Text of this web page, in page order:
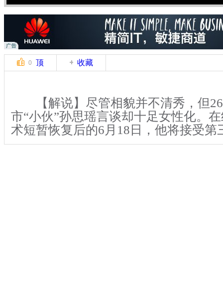
0 顶 收藏
【解说】尽管相貌并不清秀，但26
市“小伙”孙思瑶言谈却十足女性化。
术短暂恢复后的6月18日，他将接受第